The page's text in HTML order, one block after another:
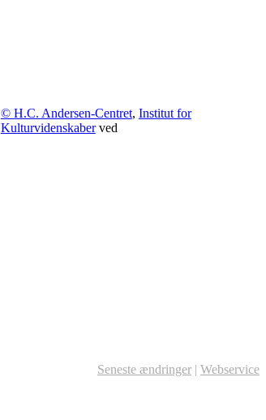
© H.C. Andersen-Centret, Institut for
Kulturvidenskaberved
Seneste ændringer | Webservice